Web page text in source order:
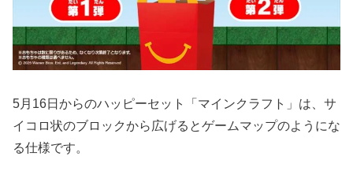
5月16日からのハッピーセット「マインクラフト」は、サ
イコロ状のブロックから広げるとゲームマップのようにな
る仕様です。